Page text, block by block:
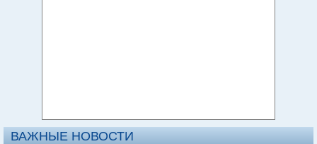
ВАЖНЫЕ НОВОСТИ